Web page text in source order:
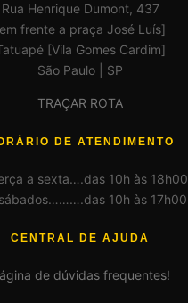
Rua Henrique Dumont, 437
frente a praça José Luís]
[Vila Gomes Cardim]
São Paulo | SP
TRAÇAR ROTA
DE ATENDIMENTO
a sexta….das 10h às 18h00
10h às 17h00
CENTRAL DE AJUDA
de dúvidas frequentes!